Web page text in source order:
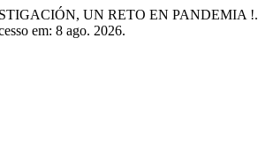
UN RETO EN PANDEMIA !.
em: 8 ago. 2026.